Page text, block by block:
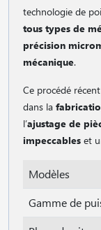
technologie de
tous types de
précision
mécanique.
Ce procédé
dans la
l’ajustage de
impeccables et
Modèles
Gamme de